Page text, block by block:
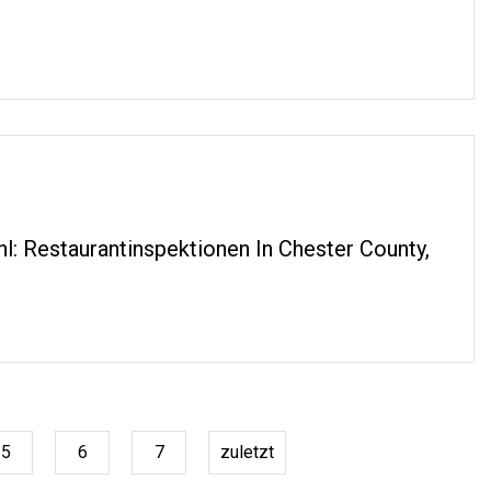
Restaurantinspektionen In Chester County,
5 6 7 zuletzt